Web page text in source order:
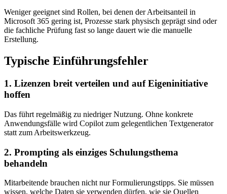
Weniger geeignet sind Rollen, bei denen der Arbeitsanteil in
Microsoft 365 gering ist, Prozesse stark physisch geprägt sind oder
die fachliche Prüfung fast so lange dauert wie die manuelle
Erstellung.
Typische Einführungsfehler
1. Lizenzen breit verteilen und auf Eigeninitiative
hoffen
Das führt regelmäßig zu niedriger Nutzung. Ohne konkrete
Anwendungsfälle wird Copilot zum gelegentlichen Textgenerator
statt zum Arbeitswerkzeug.
2. Prompting als einziges Schulungsthema
behandeln
Mitarbeitende brauchen nicht nur Formulierungstipps. Sie müssen
wissen, welche Daten sie verwenden dürfen, wie sie Quellen